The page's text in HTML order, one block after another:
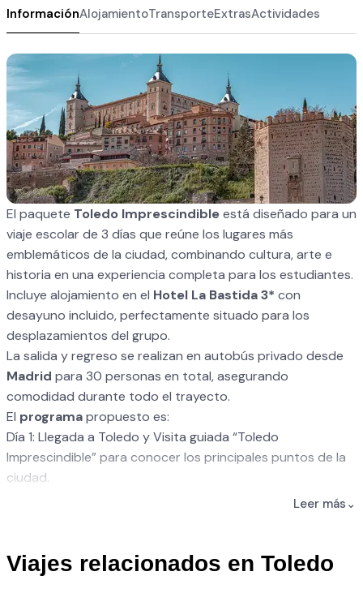
InformaciónAlojamientoTransporteExtrasActividades
El paquete Toledo Imprescindibleestá diseñado para un
viaje escolar de 3 días que reúne los lugares más
emblemáticos de la ciudad, combinando cultura, arte e
historia en una experiencia completa para los estudiantes.
Incluye alojamiento en el Hotel La Bastida 3* con
desayuno incluido, perfectamente situado para los
desplazamientos del grupo.
La salida y regreso se realizan en autobús privado desde
Madrid para 30 personas en total, asegurando
comodidad durante todo el trayecto.
El programapropuesto es:
Día 1: Llegada a Toledo y Visita guiada “Toledo
Imprescindible” para conocer los principales puntos de la
ciudad.
Día 2: Visitas al Museo del Greco y a la Sinagoga de Santa
Día 3: Visita a la Santa Iglesia Catedral Primada de Toledo,
uno de los templos góticos más importantes de España,
Leer más ⌄
Viajes relacionados en Toledo